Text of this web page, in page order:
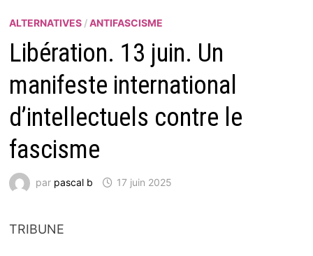
ALTERNATIVES/ANTIFASCISME
Libération. 13 juin. Un
manifeste international
d’intellectuels contre le
fascisme
par pascal b 17 juin 2025
TRIBUNE